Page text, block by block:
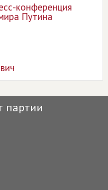
конференция
Путина
партии